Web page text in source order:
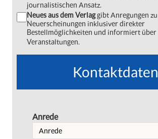
journalistischen Ansatz.
Neues aus dem Verlaggibt Anregungen zu
Neuerscheinungen inklusiver direkter
Bestellmöglichkeiten und informiert über
Veranstaltungen.
Kontaktdaten
Anrede